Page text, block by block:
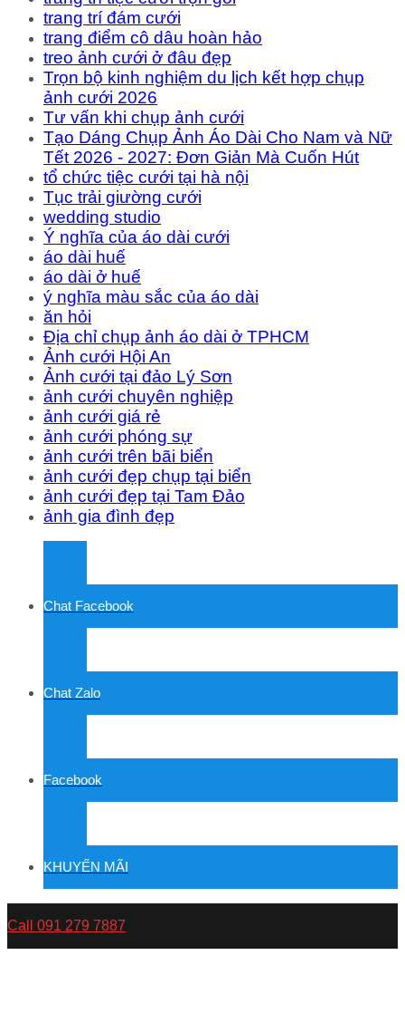
trang trí đám cưới
trang điểm cô dâu hoàn hảo
treo ảnh cưới ở đâu đẹp
Trọn bộ kinh nghiệm du lịch kết hợp chụp
ảnh cưới 2026
Tư vấn khi chụp ảnh cưới
Tạo Dáng Chụp Ảnh Áo Dài Cho Nam và Nữ
Tết 2026 - 2027: Đơn Giản Mà Cuốn Hút
tổ chức tiệc cưới tại hà nội
Tục trải giường cưới
wedding studio
Ý nghĩa của áo dài cưới
áo dài huế
áo dài ở huế
ý nghĩa màu sắc của áo dài
ăn hỏi
Địa chỉ chụp ảnh áo dài ở TPHCM
Ảnh cưới Hội An
Ảnh cưới tại đảo Lý Sơn
ảnh cưới chuyên nghiệp
ảnh cưới giá rẻ
ảnh cưới phóng sự
ảnh cưới trên bãi biển
ảnh cưới đẹp chụp tại biển
ảnh cưới đẹp tại Tam Đảo
ảnh gia đình đẹp
Chat Facebook
Chat Zalo
Facebook
KHUYẾN MÃI
Call 091 279 7887